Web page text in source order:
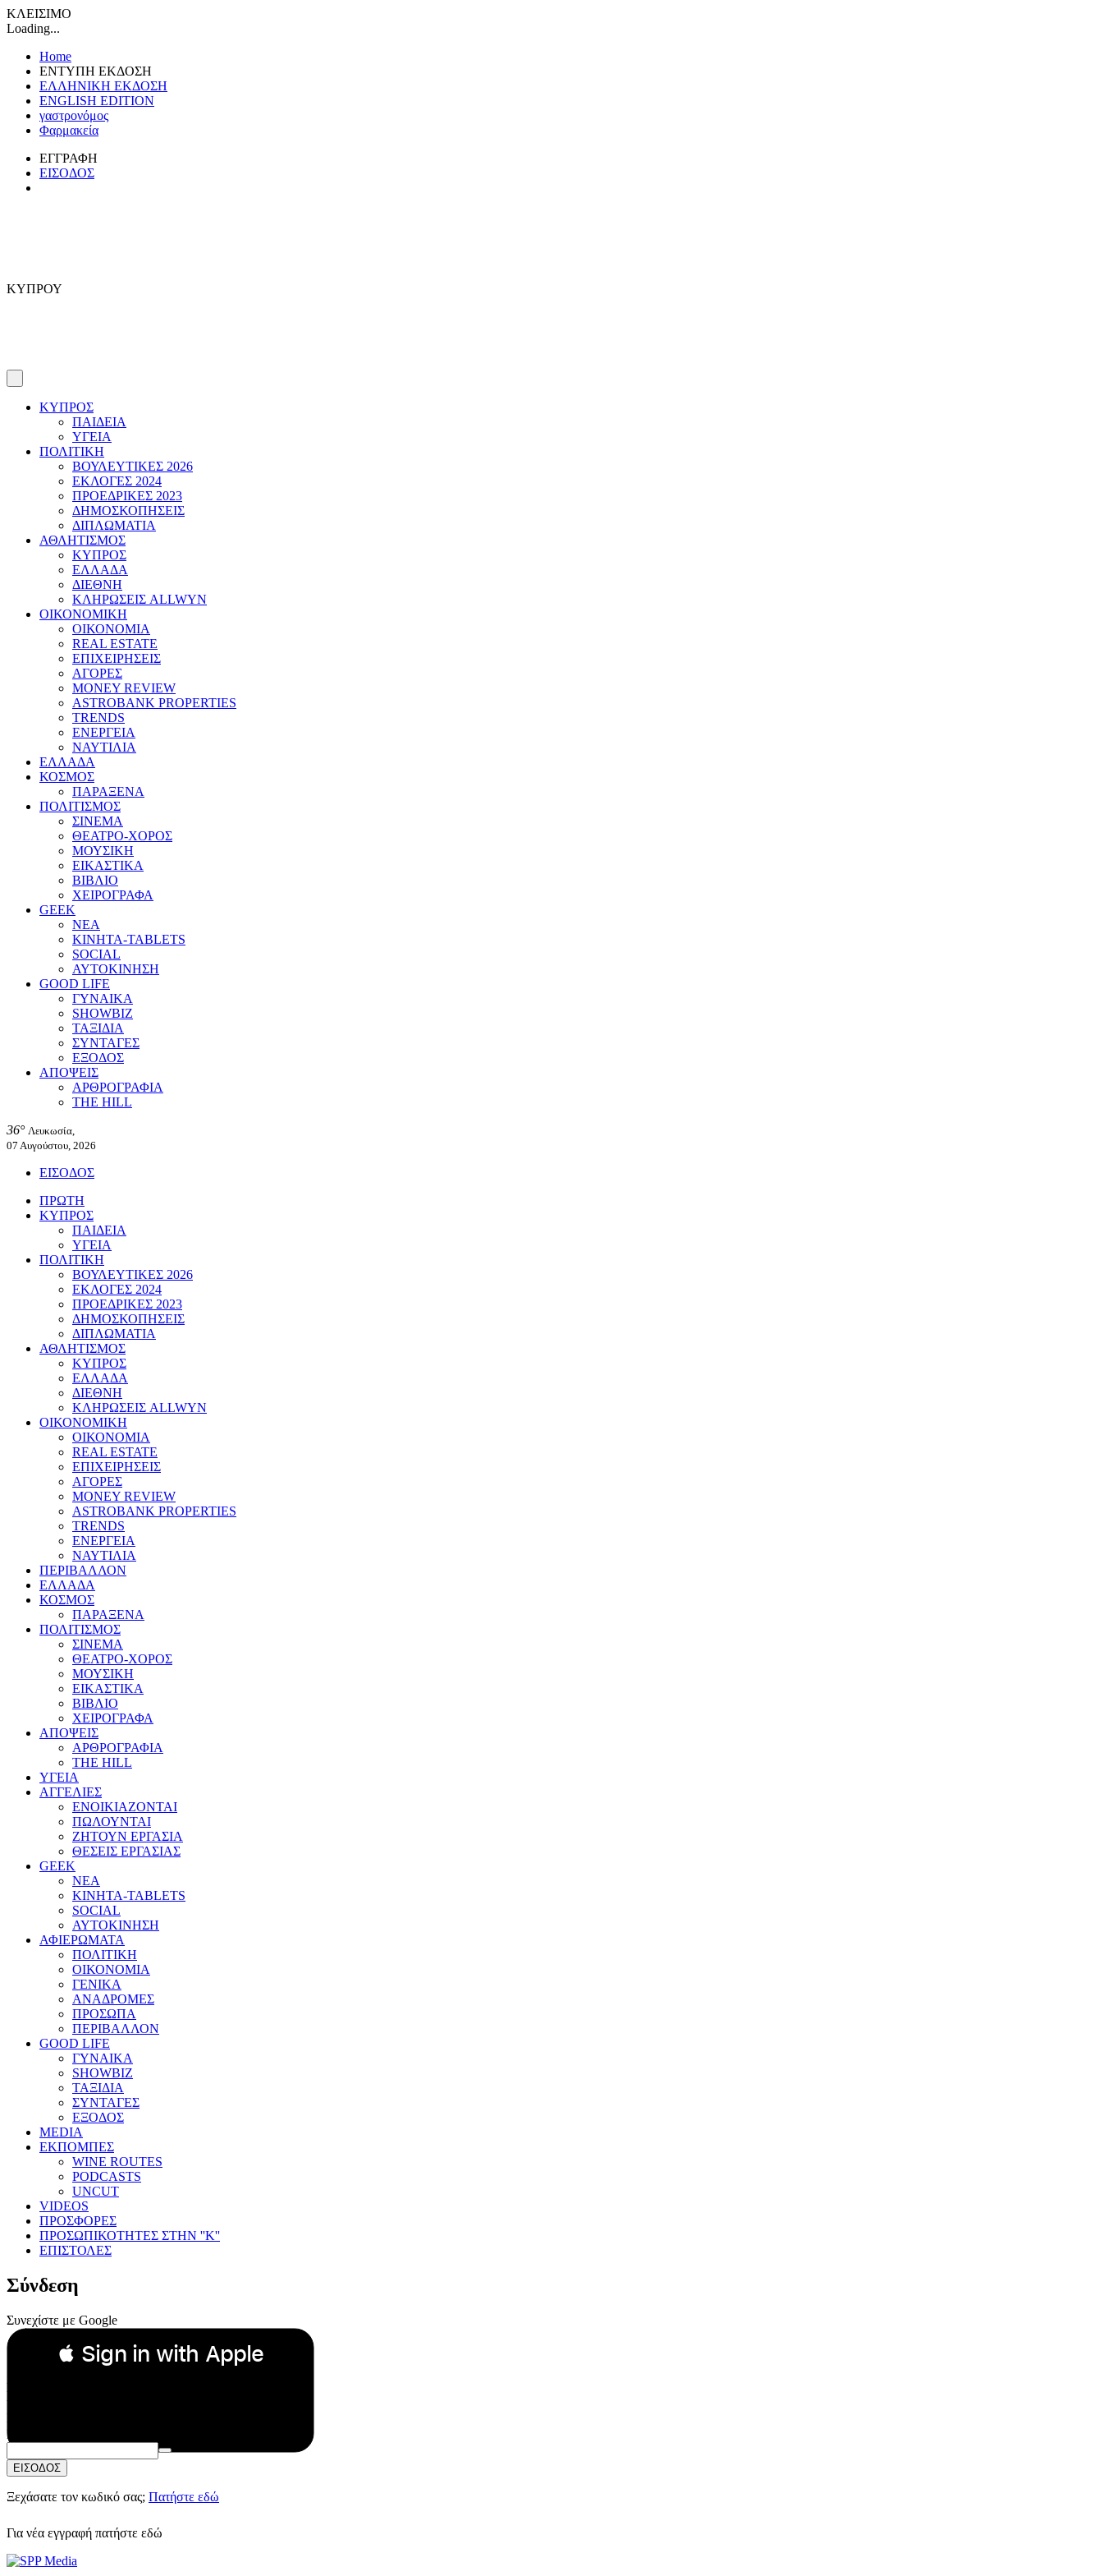
ΚΛΕΙΣΙΜΟ
Loading...
Home
ΕΝΤΥΠΗ ΕΚΔΟΣΗ
ΕΛΛΗΝΙΚΗ ΕΚΔΟΣΗ
ENGLISH EDITION
γαστρονόμος
Φαρμακεία
ΕΓΓΡΑΦΗ
ΕΙΣΟΔΟΣ
ΚΥΠΡΟΥ
ΚΥΠΡΟΣ
ΠΑΙΔΕΙΑ
ΥΓΕΙΑ
ΠΟΛΙΤΙΚΗ
ΒΟΥΛΕΥΤΙΚΕΣ 2026
ΕΚΛΟΓΕΣ 2024
ΠΡΟΕΔΡΙΚΕΣ 2023
ΔΗΜΟΣΚΟΠΗΣΕΙΣ
ΔΙΠΛΩΜΑΤΙΑ
ΑΘΛΗΤΙΣΜΟΣ
ΚΥΠΡΟΣ
ΕΛΛΑΔΑ
ΔΙΕΘΝΗ
ΚΛΗΡΩΣΕΙΣ ALLWYN
ΟΙΚΟΝΟΜΙΚΗ
ΟΙΚΟΝΟΜΙΑ
REAL ESTATE
ΕΠΙΧΕΙΡΗΣΕΙΣ
ΑΓΟΡΕΣ
MONEY REVIEW
ASTROBANK PROPERTIES
TRENDS
ΕΝΕΡΓΕΙΑ
ΝΑΥΤΙΛΙΑ
ΕΛΛΑΔΑ
ΚΟΣΜΟΣ
ΠΑΡΑΞΕΝΑ
ΠΟΛΙΤΙΣΜΟΣ
ΣΙΝΕΜΑ
ΘΕΑΤΡΟ-ΧΟΡΟΣ
ΜΟΥΣΙΚΗ
ΕΙΚΑΣΤΙΚΑ
ΒΙΒΛΙΟ
ΧΕΙΡΟΓΡΑΦΑ
GEEK
ΝΕΑ
ΚΙΝΗΤΑ-TABLETS
SOCIAL
ΑΥΤΟΚΙΝΗΣΗ
GOOD LIFE
ΓΥΝΑΙΚΑ
SHOWBIZ
ΤΑΞΙΔΙΑ
ΣΥΝΤΑΓΕΣ
ΕΞΟΔΟΣ
ΑΠΟΨΕΙΣ
ΑΡΘΡΟΓΡΑΦΙΑ
THE HILL
36° Λευκωσία,
07 Αυγούστου, 2026
ΕΙΣΟΔΟΣ
ΠΡΩΤΗ
ΚΥΠΡΟΣ
ΠΑΙΔΕΙΑ
ΥΓΕΙΑ
ΠΟΛΙΤΙΚΗ
ΒΟΥΛΕΥΤΙΚΕΣ 2026
ΕΚΛΟΓΕΣ 2024
ΠΡΟΕΔΡΙΚΕΣ 2023
ΔΗΜΟΣΚΟΠΗΣΕΙΣ
ΔΙΠΛΩΜΑΤΙΑ
ΑΘΛΗΤΙΣΜΟΣ
ΚΥΠΡΟΣ
ΕΛΛΑΔΑ
ΔΙΕΘΝΗ
ΚΛΗΡΩΣΕΙΣ ALLWYN
ΟΙΚΟΝΟΜΙΚΗ
ΟΙΚΟΝΟΜΙΑ
REAL ESTATE
ΕΠΙΧΕΙΡΗΣΕΙΣ
ΑΓΟΡΕΣ
MONEY REVIEW
ASTROBANK PROPERTIES
TRENDS
ΕΝΕΡΓΕΙΑ
ΝΑΥΤΙΛΙΑ
ΠΕΡΙΒΑΛΛΟΝ
ΕΛΛΑΔΑ
ΚΟΣΜΟΣ
ΠΑΡΑΞΕΝΑ
ΠΟΛΙΤΙΣΜΟΣ
ΣΙΝΕΜΑ
ΘΕΑΤΡΟ-ΧΟΡΟΣ
ΜΟΥΣΙΚΗ
ΕΙΚΑΣΤΙΚΑ
ΒΙΒΛΙΟ
ΧΕΙΡΟΓΡΑΦΑ
ΑΠΟΨΕΙΣ
ΑΡΘΡΟΓΡΑΦΙΑ
THE HILL
ΥΓΕΙΑ
ΑΓΓΕΛΙΕΣ
ΕΝΟΙΚΙΑΖΟΝΤΑΙ
ΠΩΛΟΥΝΤΑΙ
ΖΗΤΟΥΝ ΕΡΓΑΣΙΑ
ΘΕΣΕΙΣ ΕΡΓΑΣΙΑΣ
GEEK
ΝΕΑ
ΚΙΝΗΤΑ-TABLETS
SOCIAL
ΑΥΤΟΚΙΝΗΣΗ
ΑΦΙΕΡΩΜΑΤΑ
ΠΟΛΙΤΙΚΗ
ΟΙΚΟΝΟΜΙΑ
ΓΕΝΙΚΑ
ΑΝΑΔΡΟΜΕΣ
ΠΡΟΣΩΠΑ
ΠΕΡΙΒΑΛΛΟΝ
GOOD LIFE
ΓΥΝΑΙΚΑ
SHOWBIZ
ΤΑΞΙΔΙΑ
ΣΥΝΤΑΓΕΣ
ΕΞΟΔΟΣ
MEDIA
ΕΚΠΟΜΠΕΣ
WINE ROUTES
PODCASTS
UNCUT
VIDEOS
ΠΡΟΣΦΟΡΕΣ
ΠΡΟΣΩΠΙΚΟΤΗΤΕΣ ΣΤΗΝ ''Κ''
ΕΠΙΣΤΟΛΕΣ
Σύνδεση
Συνεχίστε με Google
 Sign in with Apple
Συνεχίστε με Apple
ή
Email:
Κωδικός Πρόσβασης:
ΕΙΣΟΔΟΣ
Ξεχάσατε τον κωδικό σας; Πατήστε εδώ
Για νέα εγγραφή πατήστε εδώ